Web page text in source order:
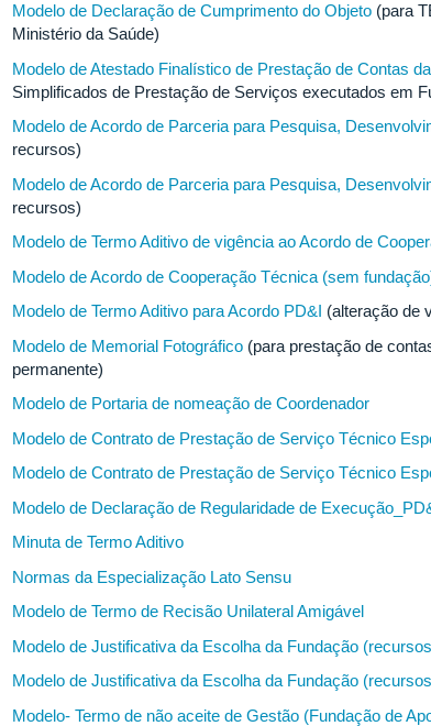
Modelo de Declaração de Cumprimento do Objeto (para
Ministério da Saúde)
Modelo de Atestado Finalístico de Prestação de Contas
Simplificados de Prestação de Serviços executados em
Modelo de Acordo de Parceria para Pesquisa,
recursos)
Modelo de Acordo de Parceria para Pesquisa,
recursos)
Modelo de Termo Aditivo de vigência ao Acordo de
Modelo de Acordo de Cooperação Técnica (sem
Modelo de Termo Aditivo para Acordo PD&I (alteração de
Modelo de Memorial Fotográfico (para prestação de
permanente)
Modelo de Portaria de nomeação de Coordenador
Modelo de Contrato de Prestação de Serviço Técnico
Modelo de Contrato de Prestação de Serviço Técnico
Modelo de Declaração de Regularidade de
Minuta de Termo Aditivo
Normas da Especialização Lato Sensu
Modelo de Termo de Recisão Unilateral Amigável
Modelo de Justificativa da Escolha da Fundação
Modelo de Justificativa da Escolha da Fundação
Modelo- Termo de não aceite de Gestão (Fundação de